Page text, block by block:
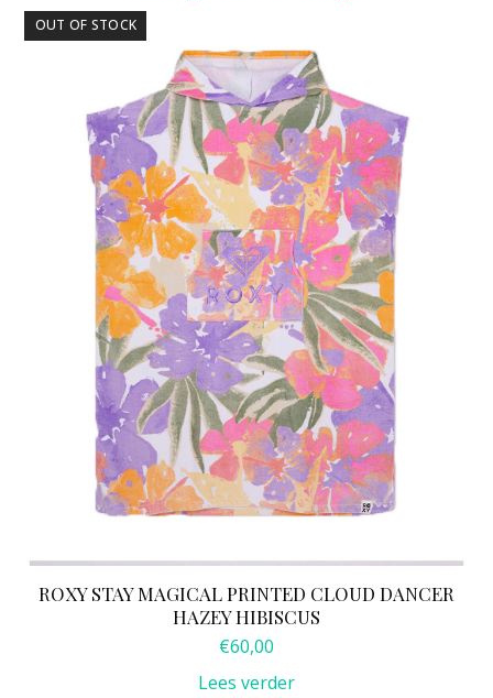
OUT OF STOCK
ROXY STAY MAGICAL PRINTED CLOUD DANCER
HAZEY HIBISCUS
€60,00
Lees verder